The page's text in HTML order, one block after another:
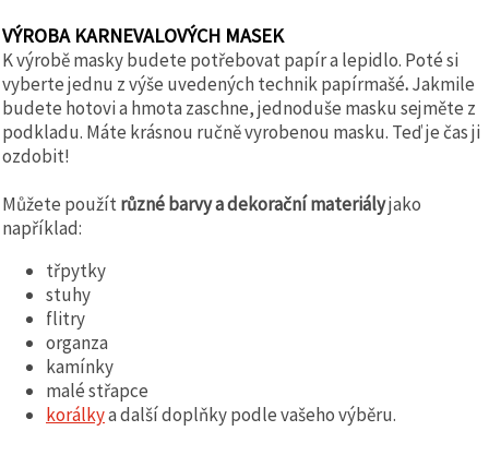
VÝROBA KARNEVALOVÝCH MASEK
K výrobě masky budete potřebovat papír a lepidlo. Poté si
vyberte jednu z výše uvedených technik papírmašé.Jakmile
budete hotovi a hmota zaschne, jednoduše masku sejměte z
podkladu. Máte krásnou ručně vyrobenou masku. Teď je čas ji
ozdobit!
Můžete použítrůzné barvy a dekorační materiályjako
například:
třpytky
stuhy
flitry
organza
kamínky
malé střapce
korálkya další doplňky podle vašeho výběru.